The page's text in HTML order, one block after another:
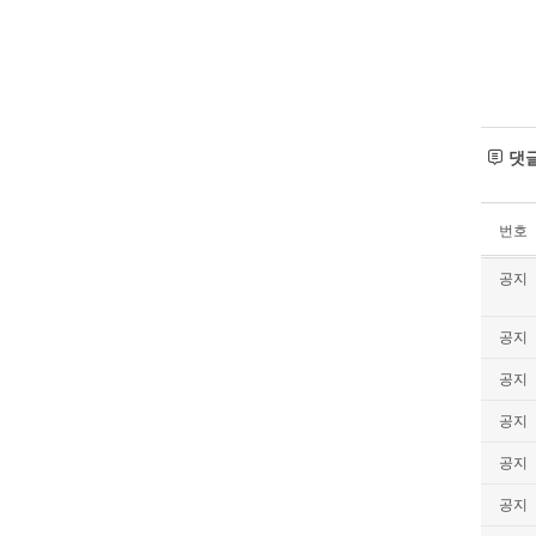
댓
번호
공지
공지
공지
공지
공지
공지